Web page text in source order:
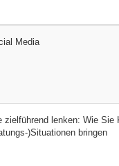
Media
zielführend lenken: Wie Sie
)Situationen bringen